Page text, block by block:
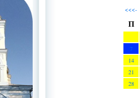
<<<-
П
7
14
21
28